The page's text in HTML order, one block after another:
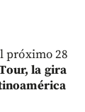
próximo 28
la gira